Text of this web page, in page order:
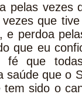
pelas vezes
que
e perdoa
que eu
que
saúde que o
tem sido o